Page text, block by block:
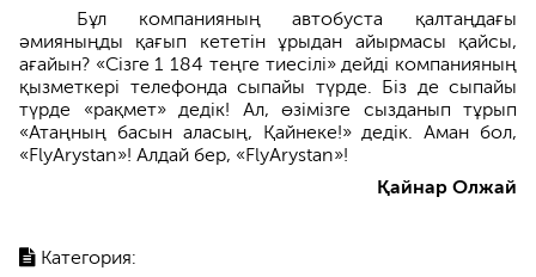
Категория:
Бұл компанияның автобуста қалтаңдағы
әмияныңды қағып кететін ұрыдан айырмасы қайсы,
ағайын? «Сізге 1 184 теңге тиесілі» дейді компанияның
қызметкері телефонда сыпайы түрде. Біз де сыпайы
түрде «рақмет» дедік! Ал, өзімізге сызданып тұрып
«Атаңның басын аласың, Қайнеке!» дедік. Аман бол,
«FlyArystan»! Алдай бер, «FlyArystan»!
Қайнар Олжай